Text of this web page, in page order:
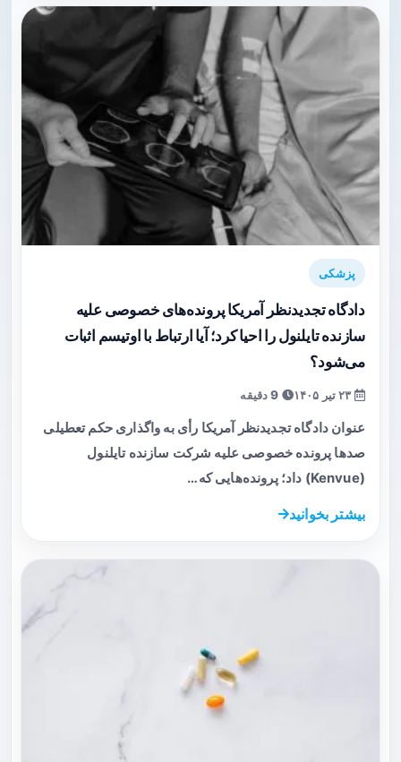
پزشکی
دادگاه تجدیدنظر آمریکا پرونده‌های خصوصی علیه
سازنده تایلنول را احیا کرد؛ آیا ارتباط با اوتیسم اثبات
می‌شود؟
عنوان دادگاه تجدیدنظر آمریکا رأی به واگذاری حکم تعطیلی
صدها پرونده خصوصی علیه شرکت سازنده تایلنول
(Kenvue) داد؛ پرونده‌هایی که…
بیشتر بخوانید